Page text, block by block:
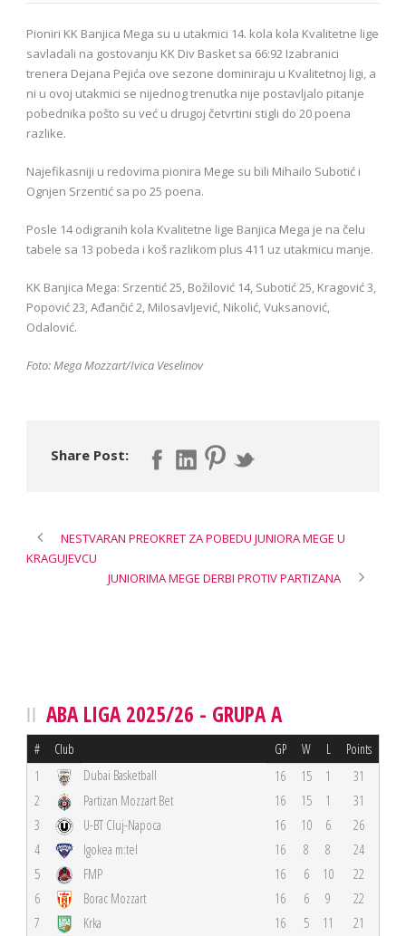
Pioniri KK Banjica Mega su u utakmici 14. kola kola Kvalitetne lige
savladali na gostovanju KK Div Basket sa 66:92 Izabranici
trenera Dejana Pejića ove sezone dominiraju u Kvalitetnoj ligi, a
ni u ovoj utakmici se nijednog trenutka nije postavljalo pitanje
pobednika pošto su već u drugoj četvrtini stigli do 20 poena
razlike.
Najefikasniji u redovima pionira Mege su bili Mihailo Subotić i
Ognjen Srzentić sa po 25 poena.
Posle 14 odigranih kola Kvalitetne lige Banjica Mega je na čelu
tabele sa 13 pobeda i koš razlikom plus 411 uz utakmicu manje.
KK Banjica Mega: Srzentić 25, Božilović 14, Subotić 25, Kragović 3,
Popović 23, Ađančić 2, Milosavljević, Nikolić, Vuksanović,
Odalović.
Foto: Mega Mozzart/Ivica Veselinov
Share Post:
NESTVARAN PREOKRET ZA POBEDU JUNIORA MEGE U
KRAGUJEVCU
JUNIORIMA MEGE DERBI PROTIV PARTIZANA
ABA LIGA 2025/26 - GRUPA A
# Club GP W L Points
1 Dubai Basketball 16 15 1
31
2
Partizan Mozzart Bet 16 15 1
31
3
U-BT Cluj-Napoca 16 10 6
26
4
Igokea m:tel 16 8 8
24
5
FMP 16 6 10
22
6
Borac Mozzart 16 6 9
22
7
Krka 16 5 11
21